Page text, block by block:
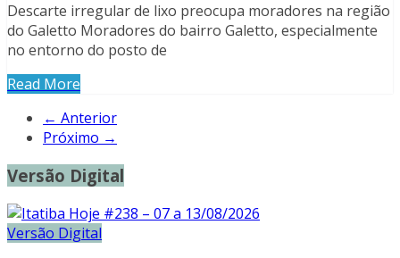
Descarte irregular de lixo preocupa moradores na região
do Galetto Moradores do bairro Galetto, especialmente
no entorno do posto de
Read More
← Anterior
Próximo →
Versão Digital
Versão Digital